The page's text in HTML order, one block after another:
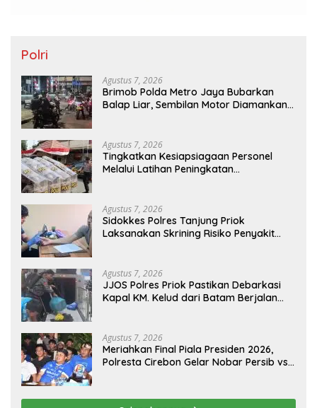
Polri
Agustus 7, 2026
Brimob Polda Metro Jaya Bubarkan
Balap Liar, Sembilan Motor Diamankan
Agustus 7, 2026
Tingkatkan Kesiapsiagaan Personel
Melalui Latihan Peningkatan
Agustus 7, 2026
Sidokkes Polres Tanjung Priok
Laksanakan Skrining Risiko Penyakit
Agustus 7, 2026
JJOS Polres Priok Pastikan Debarkasi
Kapal KM. Kelud dari Batam Berjalan
Agustus 7, 2026
Meriahkan Final Piala Presiden 2026,
Polresta Cirebon Gelar Nobar Persib vs